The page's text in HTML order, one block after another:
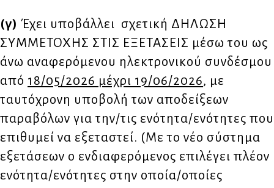
(γ) Έχει υποβάλλει σχετική ΔΗΛΩΣΗ
ΣΥΜΜΕΤΟΧΗΣ ΣΤΙΣ ΕΞΕΤΑΣΕΙΣ μέσω του ως
άνω αναφερόμενου ηλεκτρονικού συνδέσμου
από 18/05/2026 μέχρι 19/06/2026, με
ταυτόχρονη υποβολή των αποδείξεων
παραβόλων για την/τις ενότητα/ενότητες που
επιθυμεί να εξεταστεί. (Με το νέο σύστημα
εξετάσεων ο ενδιαφερόμενος επιλέγει πλέον
ενότητα/ενότητες στην οποία/οποίες